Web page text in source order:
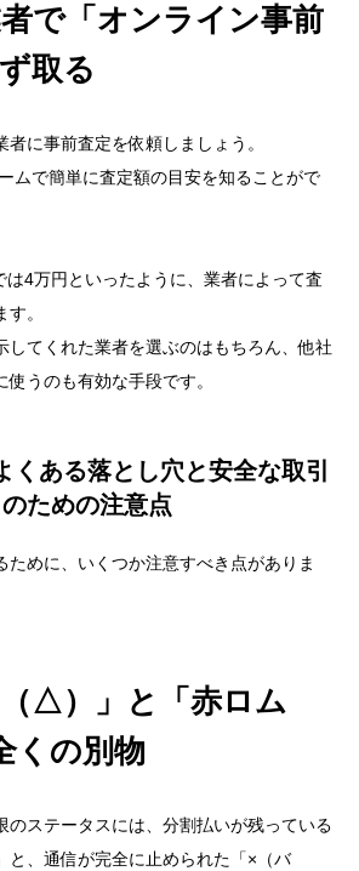
で「オンライン事前
取る
に事前査定を依頼しましょう。
ムで簡単に査定額の目安を知ることがで
は4万円といったように、業者によって査
。
してくれた業者を選ぶのはもちろん、他社
うのも有効な手段です。
くある落とし穴と安全な取引
のための注意点
ために、いくつか注意すべき点がありま
（△）」と「赤ロム
くの別物
のステータスには、分割払いが残っている
、通信が完全に止められた「×（バ